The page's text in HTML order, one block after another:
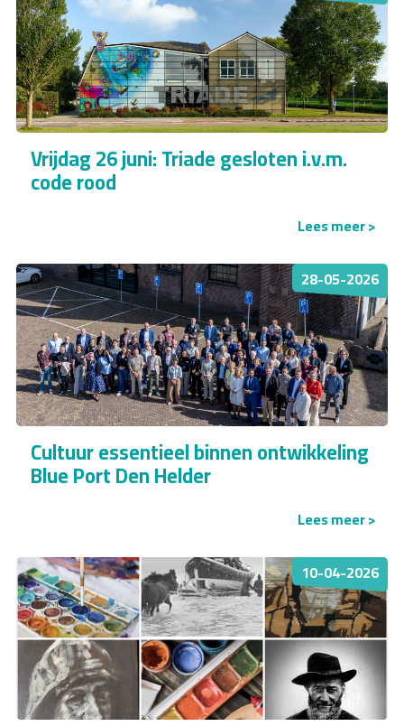
Vrijdag 26 juni: Triade gesloten i.v.m.
code rood
Lees meer >
28-05-2026
Cultuur essentieel binnen ontwikkeling
Blue Port Den Helder
Lees meer >
10-04-2026